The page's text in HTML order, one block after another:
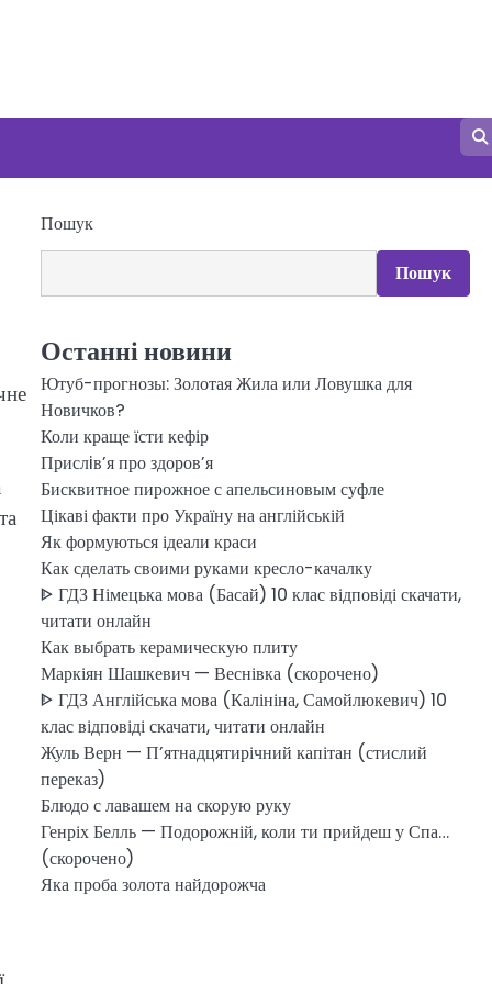
Пошук
Пошук
Останні новини
Ютуб-прогнозы: Золотая Жила или Ловушка для
Новичков?
Коли краще їсти кефір
Прислiв’я про здоров’я
Бисквитное пирожное с апельсиновым суфле
Цікаві факти про Україну на англійській
Як формуються ідеали краси
Как сделать своими руками кресло-качалку
ᐈ ГДЗ Німецька мова (Басай) 10 клас відповіді скачати,
читати онлайн
Как выбрать керамическую плиту
Маркіян Шашкевич — Веснівка (скорочено)
ᐈ ГДЗ Англійська мова (Калініна, Самойлюкевич) 10
клас відповіді скачати, читати онлайн
Жуль Верн — П’ятнадцятирічний капітан (стислий
переказ)
Блюдо с лавашем на скорую руку
Генріх Белль — Подорожній, коли ти прийдеш у Спа…
(скорочено)
Яка проба золота найдорожча